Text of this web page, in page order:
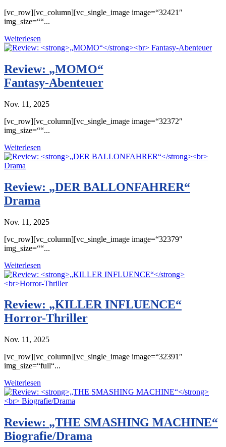
[vc_row][vc_column][vc_single_image image=“32421″
img_size=““...
Weiterlesen
Review: „MOMO“
Fantasy-Abenteuer
Nov. 11, 2025
[vc_row][vc_column][vc_single_image image=“32372″
img_size=““...
Weiterlesen
Review: „DER BALLONFAHRER“
Drama
Nov. 11, 2025
[vc_row][vc_column][vc_single_image image=“32379″
img_size=““...
Weiterlesen
Review: „KILLER INFLUENCE“
Horror-Thriller
Nov. 11, 2025
[vc_row][vc_column][vc_single_image image=“32391″
img_size=“full“...
Weiterlesen
Review: „THE SMASHING MACHINE“
Biografie/Drama